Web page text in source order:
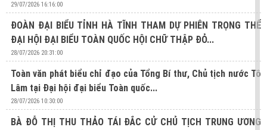
29/07/2026 16:16:00
ĐOÀN ĐẠI BIỂU TỈNH HÀ TĨNH THAM DỰ PHIÊN TRỌNG THỂ
ĐẠI HỘI ĐẠI BIỂU TOÀN QUỐC HỘI CHỮ THẬP ĐỎ...
28/07/2026 20:31:00
Toàn văn phát biểu chỉ đạo của Tổng Bí thư, Chủ tịch nước Tô
Lâm tại Đại hội đại biểu Toàn quốc...
28/07/2026 10:30:00
BÀ ĐỖ THỊ THU THẢO TÁI ĐẮC CỬ CHỦ TỊCH TRUNG ƯƠNG